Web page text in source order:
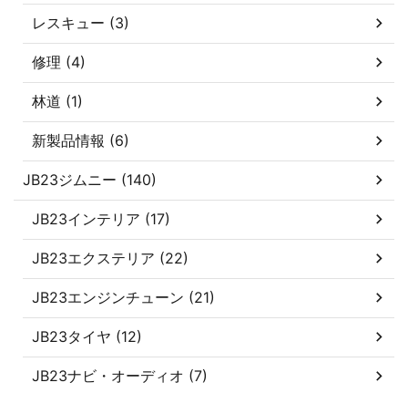
レスキュー (3)
修理 (4)
林道 (1)
新製品情報 (6)
JB23ジムニー (140)
JB23インテリア (17)
JB23エクステリア (22)
JB23エンジンチューン (21)
JB23タイヤ (12)
JB23ナビ・オーディオ (7)